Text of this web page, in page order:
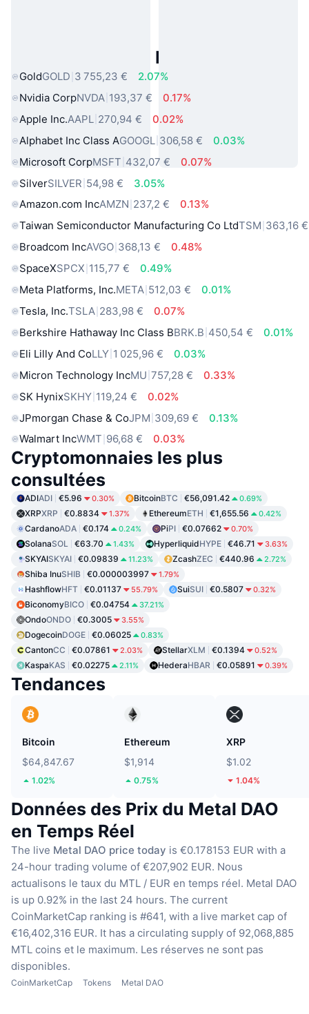
Actifs du Monde Réel Populaires
GoldGOLD 3 755,23 €
2.07%
Nvidia CorpNVDA 193,37 €
0.17%
Apple Inc.AAPL 270,94 €
0.02%
Alphabet Inc Class AGOOGL 306,58 €
0.03%
Microsoft CorpMSFT 432,07 €
0.07%
SilverSILVER 54,98 €
3.05%
Amazon.com IncAMZN 237,2 €
0.13%
Taiwan Semiconductor Manufacturing Co LtdTSM 363,16 €
Broadcom IncAVGO 368,13 €
0.48%
SpaceXSPCX 115,77 €
0.49%
Meta Platforms, Inc.META 512,03 €
0.01%
Tesla, Inc.TSLA 283,98 €
0.07%
Berkshire Hathaway Inc Class BBRK.B 450,54 €
0.01%
Eli Lilly And CoLLY 1 025,96 €
0.03%
Micron Technology IncMU 757,28 €
0.33%
SK HynixSKHY 119,24 €
0.02%
JPmorgan Chase & CoJPM 309,69 €
0.13%
Walmart IncWMT 96,68 € 0.03%
Cryptomonnaies les plus
consultées
ADIADI €5.96 0.30% BitcoinBTC €56,091.42 0.69%
XRPXRP €0.8834 1.37% EthereumETH €1,655.56 0.42%
CardanoADA €0.174 0.24% PiPI €0.07662 0.70%
SolanaSOL €63.70 1.43% HyperliquidHYPE €46.71 3.63%
SKYAISKYAI €0.09839 11.23% ZcashZEC €440.96 2.72%
Shiba InuSHIB €0.000003997 1.79%
HashflowHFT €0.01137 55.79% SuiSUI €0.5807 0.32%
BiconomyBICO €0.04754 37.21%
OndoONDO €0.3005 3.55%
DogecoinDOGE €0.06025 0.83%
CantonCC €0.07861 2.03% StellarXLM €0.1394 0.52%
KaspaKAS €0.02275 2.11% HederaHBAR €0.05891 0.39%
Tendances
Bitcoin
$64,847.67
1.02%
Ethereum
$1,914
0.75%
XRP
$1.02
1.04%
Données des Prix du Metal DAO
en Temps Réel
The live Metal DAO price today is €0.178153 EUR with a
24-hour trading volume of €207,902 EUR. Nous
actualisons le taux du MTL / EUR en temps réel. Metal DAO
is up 0.92% in the last 24 hours. The current
CoinMarketCap ranking is #641, with a live market cap of
€16,402,316 EUR. It has a circulating supply of 92,068,885
MTL coins et le maximum. Les réserves ne sont pas
disponibles.
CoinMarketCap Tokens Metal DAO